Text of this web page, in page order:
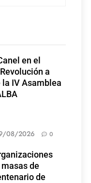
en el
a
IV Asamblea
08/2026 0
de
de